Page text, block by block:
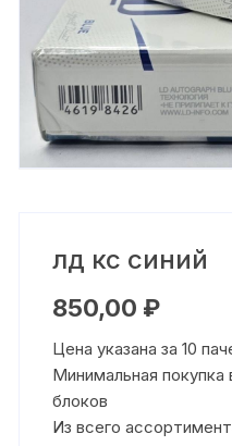
лд кс синий
850,00 ₽
Цена указана за 10
Минимальная
блоков
Из всего